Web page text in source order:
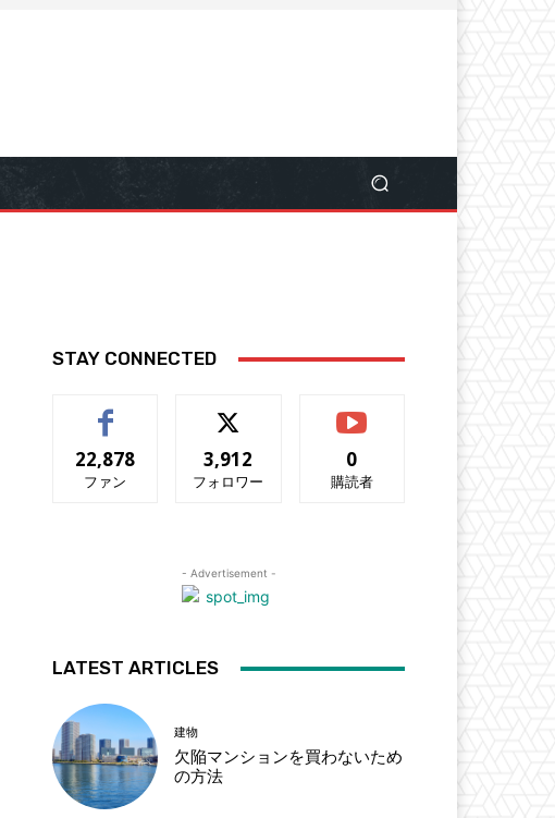
STAY CONNECTED
22,878
ファン
3,912
フォロワー
0
購読者
- Advertisement -
LATEST ARTICLES
建物
欠陥マンションを買わないため
の方法